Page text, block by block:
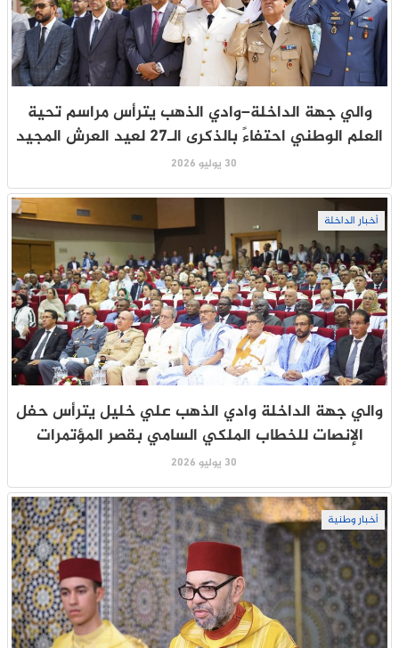
والي جهة الداخلة–وادي الذهب يترأس مراسم تحية
العلم الوطني احتفاءً بالذكرى الـ27 لعيد العرش المجيد
30 يوليو 2026
أخبار الداخلة
والي جهة الداخلة وادي الذهب علي خليل يترأس حفل
الإنصات للخطاب الملكي السامي بقصر المؤتمرات
30 يوليو 2026
أخبار وطنية